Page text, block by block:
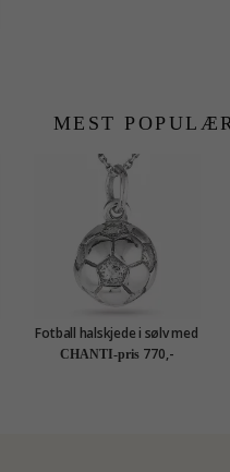
MEST
Fotball halskjede i sølv med
anheng i sølv
CHANTI-pris 770,-